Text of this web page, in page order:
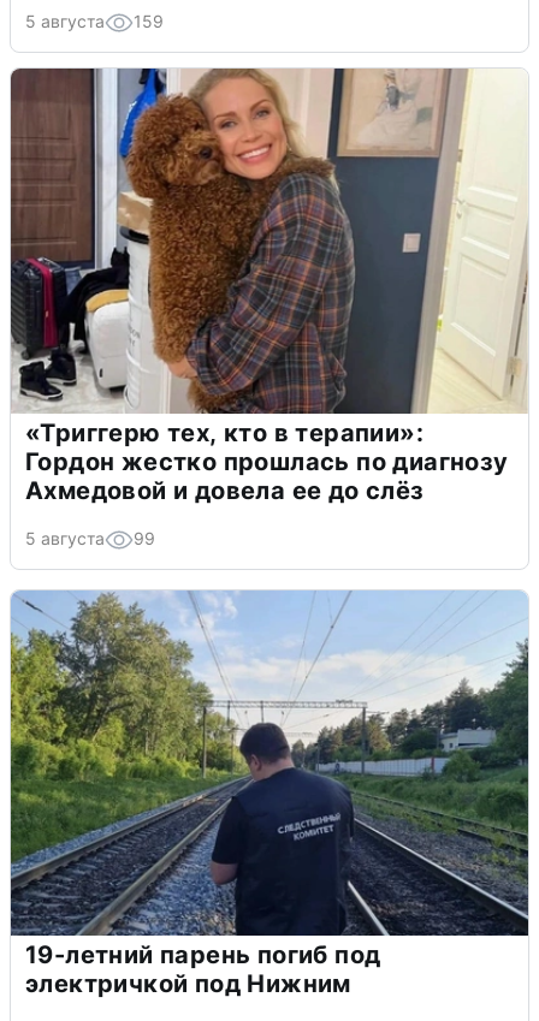
5 августа 159
«Триггерю тех, кто в терапии»:
Гордон жестко прошлась по диагнозу
Ахмедовой и довела ее до слёз
5 августа 99
19-летний парень погиб под
электричкой под Нижним